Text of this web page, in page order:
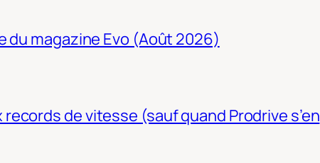
du magazine Evo (Août 2026)
de vitesse (sauf quand Prodrive s’en